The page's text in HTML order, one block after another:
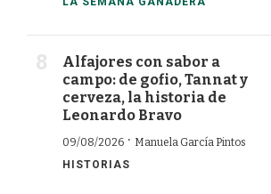
Alfajores con sabor a
campo: de gofio, Tannat y
cerveza, la historia de
Leonardo Bravo
09/08/2026 · Manuela García Pintos
HISTORIAS